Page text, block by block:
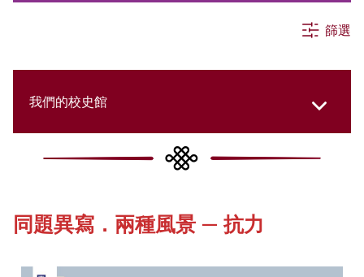
《新亞．新知》
《新亞簡訊》
《新亞書院概覽》
篩選
我們的校史館
New Asia Then and Now
Campus Tour
同題異寫．兩種風景 — 抗力